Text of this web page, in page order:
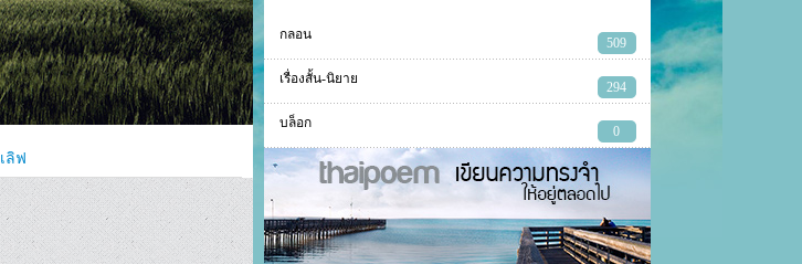
เลิฟ
กลอน
509
เรื่องสั้น-นิยาย
294
บล็อก
0